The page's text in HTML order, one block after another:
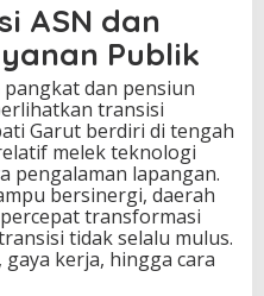
ASN dan
Publik
dan pensiun
transisi
Garut berdiri di tengah
melek teknologi
pengalaman lapangan.
bersinergi, daerah
transformasi
tidak selalu mulus.
kerja, hingga cara